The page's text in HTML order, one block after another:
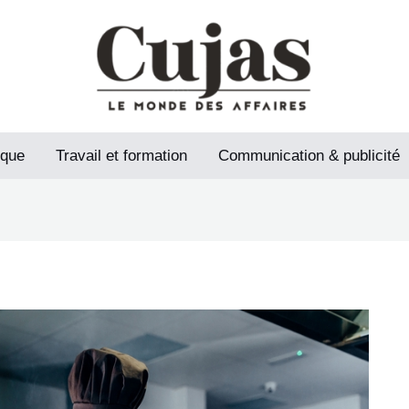
Travail et formation Communication & publicité